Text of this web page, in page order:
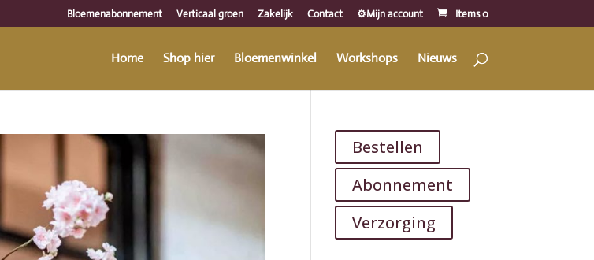
Bloemenabonnement Verticaal groen Zakelijk Contact ⚙️Mijn account Items 0
Home Shop hier Bloemenwinkel Workshops Nieuws
Bestellen
Abonnement
Verzorging